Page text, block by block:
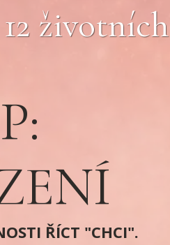
životních
ŘÍCT "CHCI".